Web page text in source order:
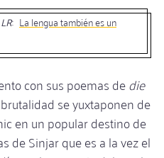
: La lengua también es un
con sus poemas dedie
se yuxtaponen de
en un popular destino de
de Sinjar que es a la vez el